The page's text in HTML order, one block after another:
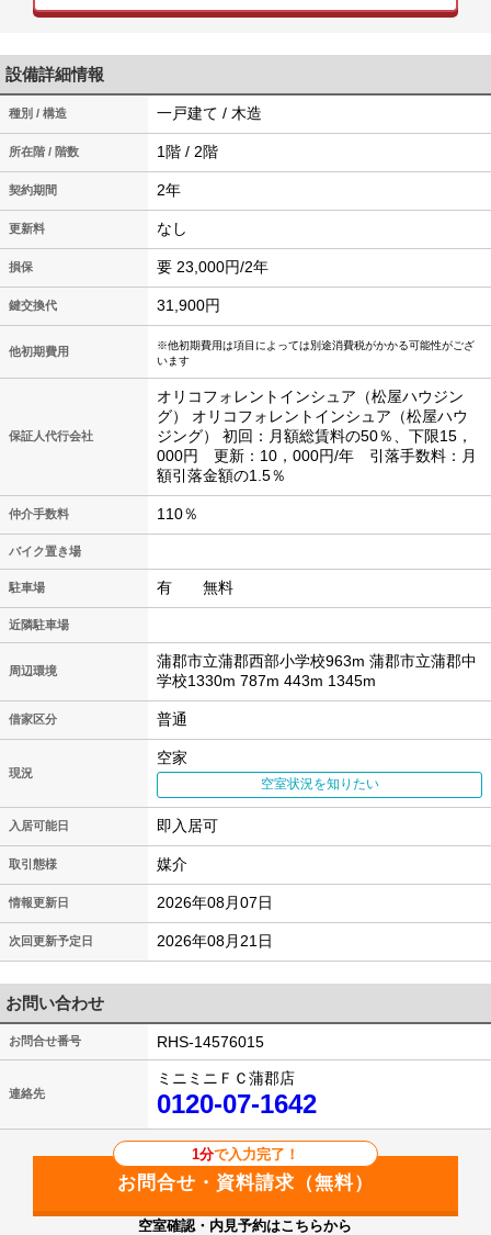
設備詳細情報
種別 / 構造 一戸建て / 木造
所在階 / 階数 1階 / 2階
契約期間 2年
更新料 なし
損保 要 23,000円/2年
鍵交換代 31,900円
他初期費用
※他初期費用は項目によっては別途消費税がかかる可能性がござ
います
保証人代行会社
オリコフォレントインシュア（松屋ハウジン
グ） オリコフォレントインシュア（松屋ハウ
ジング） 初回：月額総賃料の50％、下限15，
000円 更新：10，000円/年 引落手数料：月
額引落金額の1.5％
仲介手数料 110％
バイク置き場
駐車場 有 無料
近隣駐車場
周辺環境
蒲郡市立蒲郡西部小学校963m 蒲郡市立蒲郡中
学校1330m 787m 443m 1345m
借家区分 普通
現況
空家
空室状況を知りたい
入居可能日 即入居可
取引態様 媒介
情報更新日 2026年08月07日
次回更新予定日 2026年08月21日
お問い合わせ
お問合せ番号 RHS-14576015
連絡先
ミニミニＦＣ蒲郡店
0120-07-1642
1分で入力完了！
空室確認・内見予約はこちらから